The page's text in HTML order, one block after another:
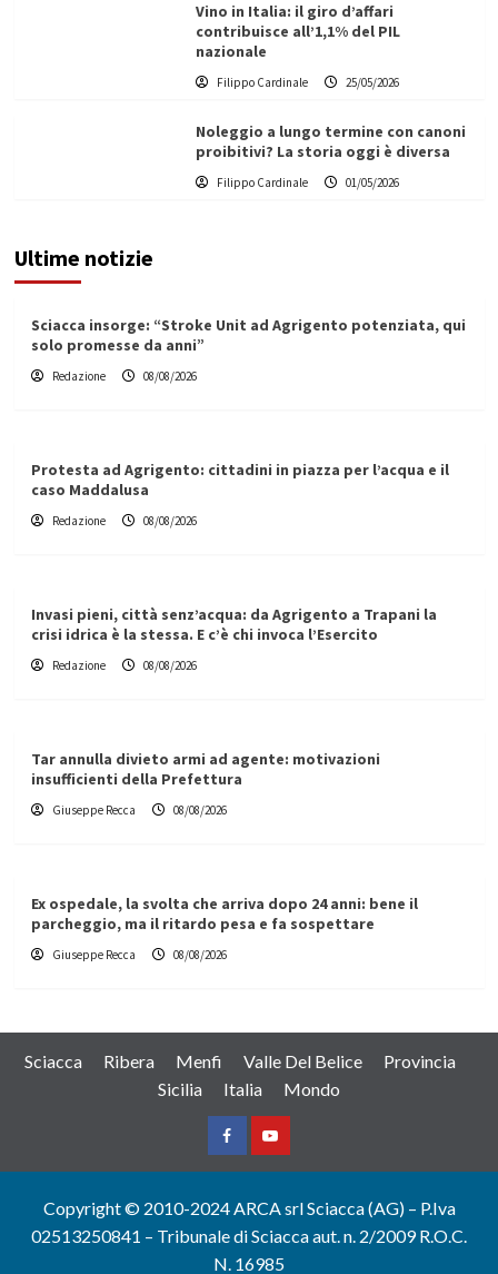
Vino in Italia: il giro d’affari
contribuisce all’1,1% del PIL
nazionale
Filippo Cardinale 25/05/2026
Noleggio a lungo termine con canoni
proibitivi? La storia oggi è diversa
Filippo Cardinale 01/05/2026
Ultime notizie
Sciacca insorge: “Stroke Unit ad Agrigento potenziata, qui
solo promesse da anni”
Redazione 08/08/2026
Protesta ad Agrigento: cittadini in piazza per l’acqua e il
caso Maddalusa
Redazione 08/08/2026
Invasi pieni, città senz’acqua: da Agrigento a Trapani la
crisi idrica è la stessa. E c’è chi invoca l’Esercito
Redazione 08/08/2026
Tar annulla divieto armi ad agente: motivazioni
insufficienti della Prefettura
Giuseppe Recca 08/08/2026
Ex ospedale, la svolta che arriva dopo 24 anni: bene il
parcheggio, ma il ritardo pesa e fa sospettare
Giuseppe Recca 08/08/2026
Sciacca Ribera Menfi Valle Del Belice
Provincia
Sicilia
Italia Mondo
FacebookYountube
Copyright © 2010-2024 ARCA srl Sciacca (AG) – P.Iva
02513250841 – Tribunale di Sciacca aut. n. 2/2009 R.O.C.
N. 16985